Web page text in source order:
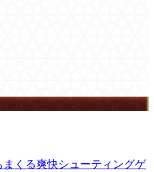
まくる爽快シューティングゲ